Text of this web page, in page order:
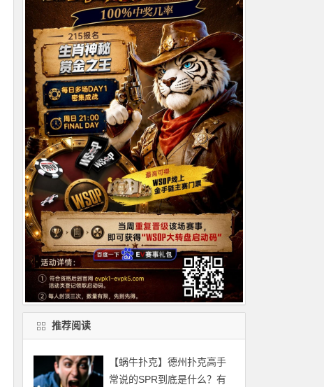
推荐阅读
【蜗牛扑克】德州扑克高手
常说的SPR到底是什么？有